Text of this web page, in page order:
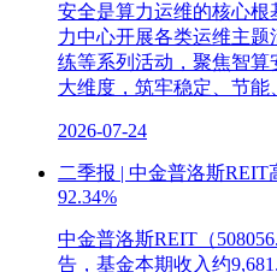
安全是算力运维的核心根
力中心开展各类运维主
练等系列活动，聚焦智
大维度，筑牢稳定、节能
2026-07-24
二季报 | 中金普洛斯
92.34%
中金普洛斯REIT（
告，基金本期收入约